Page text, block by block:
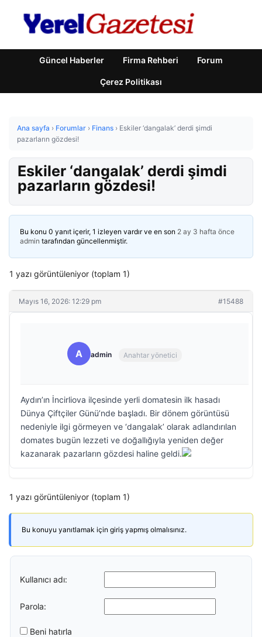
Güncel Haberler Firma Rehberi Forum
Çerez Politikası
Ana sayfa › Forumlar › Finans › Eskiler ‘dangalak’ derdi şimdi
pazarların gözdesi!
Eskiler ‘dangalak’ derdi şimdi
pazarların gözdesi!
Bu konu 0 yanıt içerir, 1 izleyen vardır ve en son 2 ay 3 hafta önce
admin tarafından güncellenmiştir.
1 yazı görüntüleniyor (toplam 1)
Mayıs 16, 2026: 12:29 pm #15488
A admin Anahtar yönetici
Aydın’ın İncirliova ilçesinde yerli domatesin ilk hasadı
Dünya Çiftçiler Günü’nde başladı. Bir dönem görüntüsü
nedeniyle ilgi görmeyen ve ‘dangalak’ olarak adlandırılan
domates bugün lezzeti ve doğallığıyla yeniden değer
kazanarak pazarların gözdesi haline geldi.
1 yazı görüntüleniyor (toplam 1)
Bu konuyu yanıtlamak için giriş yapmış olmalısınız.
Kullanıcı adı:
Parola:
Beni hatırla